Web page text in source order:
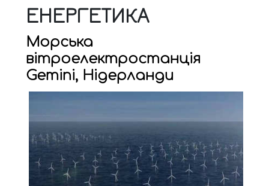
ЕНЕРГЕТИКА
Морська
вітроелектростанція
Gemini, Нідерланди